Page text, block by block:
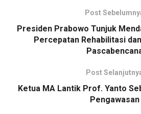
Post
Presiden Prabowo Tunjuk
Percepatan Rehabilitasi
Post
Ketua MA Lantik Prof. Yanto
Pengawasan